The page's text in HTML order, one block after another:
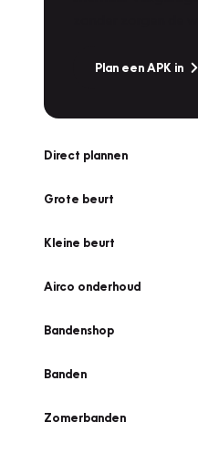
Plan een APK in
Direct plannen
Grote beurt
Kleine beurt
Airco onderhoud
Bandenshop
Banden
Zomerbanden